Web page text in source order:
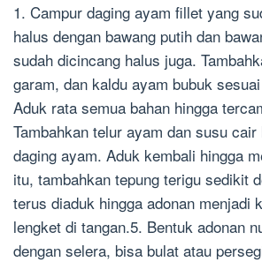
1. Campur daging ayam fillet yang
halus dengan bawang putih dan
sudah dicincang halus juga.
garam, dan kaldu ayam bubuk
Aduk rata semua bahan hingga
Tambahkan telur ayam dan susu
daging ayam. Aduk kembali hingga
itu, tambahkan tepung terigu sedikit
terus diaduk hingga adonan menjadi
lengket di tangan.5. Bentuk adonan
dengan selera, bisa bulat atau